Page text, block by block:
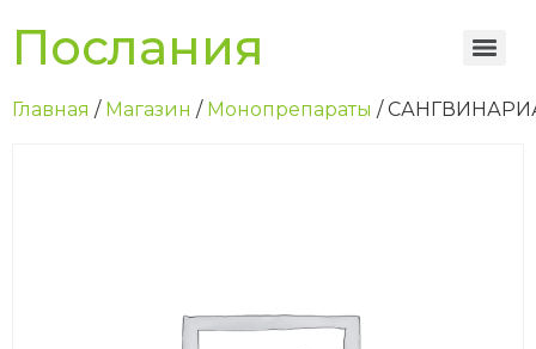
Послания
Главная / Магазин / Монопрепараты /